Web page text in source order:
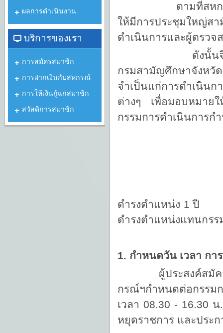
ตามที่สหกรณ์ออม
ให้มีการประชุมใหญ่ส
ดำเนินการและผู้ตรวจ
ดังนั้นจึงอาศัยอ
กรมสามัญศึกษาจังห
จำเป็นแก่การดำเนินก
ต่างๆ เพื่อมอบหมาย
กรรมการดำเนินการก
ดำรงต
ดำรงตำแหน่งแทนกรร
1. กำหนดวัน เวลา กา
ผู้ประสงค์สมัครรับ
กรณ์ฯกำหนดต่อกรรม
เวลา 08.30 - 16.30
หยุดราชการ และประ
ผลการดำเนินงาน
บริการของเรา
การสมัครสมาชิก
การฝากเงินกับสหกรณ์
การให้เงินกู้แก่สมาชิก
สวัสดิการสมาชิก